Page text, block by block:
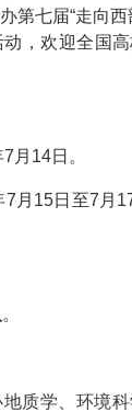
第七届“走向西
动，欢迎全国
月14日。
7月15日至7月
。
质学、环境